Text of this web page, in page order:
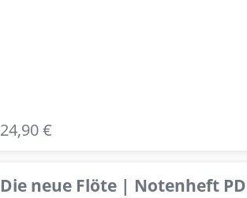
24,90 €
Die neue Flöte | Notenheft